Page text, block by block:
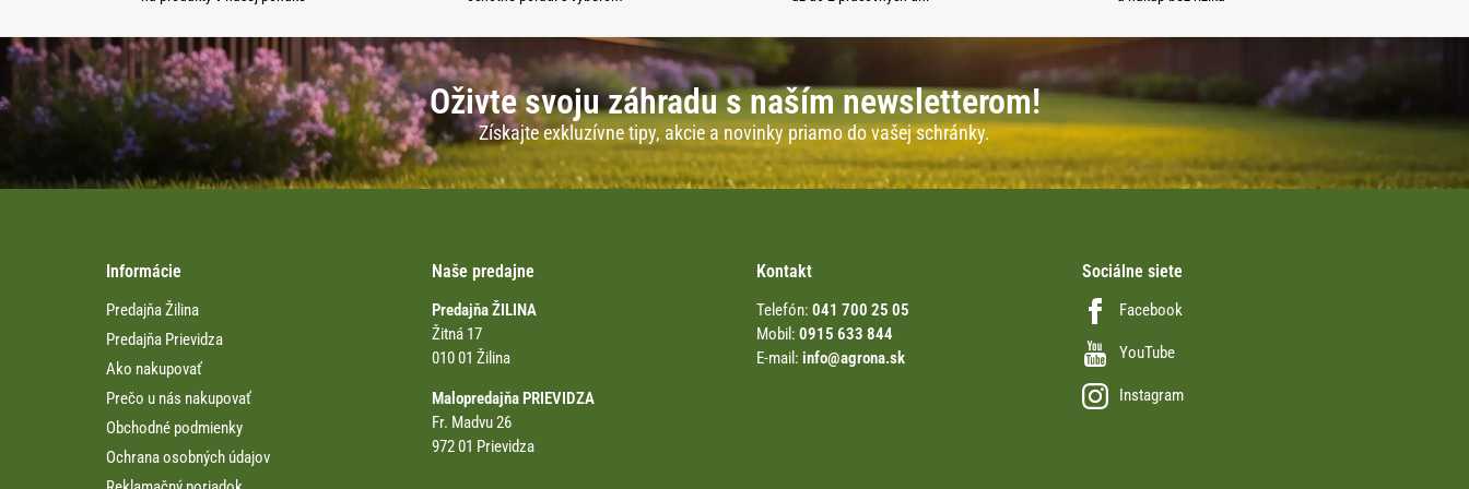
Oživte svoju záhradu s naším newsletterom!
Získajte exkluzívne tipy, akcie a novinky priamo do vašej schránky.
Informácie
Predajňa Žilina
Predajňa Prievidza
Ako nakupovať
Prečo u nás nakupovať
Obchodné podmienky
Ochrana osobných údajov
Naše predajne
Predajňa ŽILINA
Žitná 17
010 01 Žilina
Malopredajňa PRIEVIDZA
Fr. Madvu 26
972 01 Prievidza
Kontakt
Telefón: 041 700 25 05
Mobil: 0915 633 844
E-mail: info@agrona.sk
Sociálne siete
Facebook
YouTube
Instagram